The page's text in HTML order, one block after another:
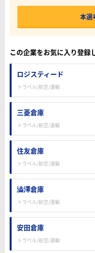
本選
この企業をお気に入り登録
ロジスティード
トラベル/航空/運輸
三菱倉庫
トラベル/航空/運輸
住友倉庫
トラベル/航空/運輸
澁澤倉庫
トラベル/航空/運輸
安田倉庫
トラベル/航空/運輸